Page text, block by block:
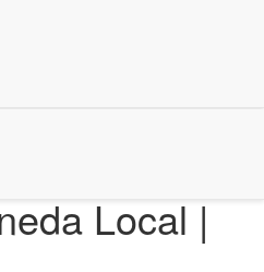
Local |